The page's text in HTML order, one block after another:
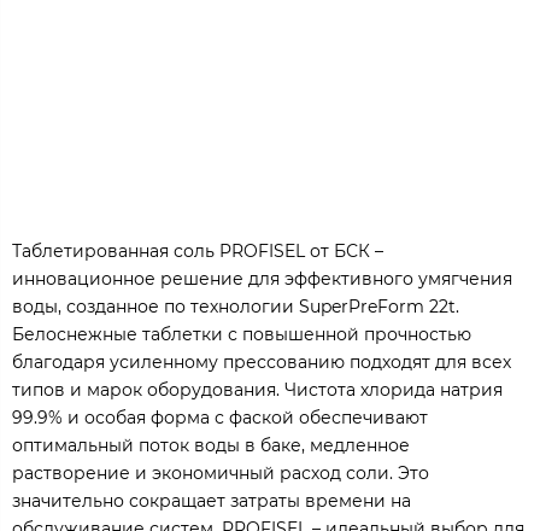
Таблетированная соль PROFISEL от БСК –
инновационное решение для эффективного умягчения
воды, созданное по технологии SuperPreForm 22t.
Белоснежные таблетки с повышенной прочностью
благодаря усиленному прессованию подходят для всех
типов и марок оборудования. Чистота хлорида натрия
99.9% и особая форма с фаской обеспечивают
оптимальный поток воды в баке, медленное
растворение и экономичный расход соли. Это
значительно сокращает затраты времени на